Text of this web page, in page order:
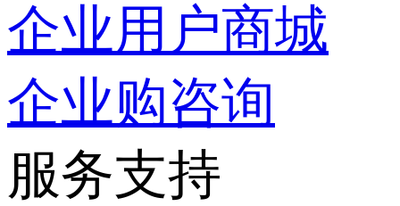
企业用户商城
企业购咨询
服务支持